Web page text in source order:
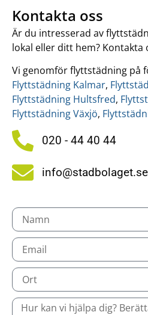
Kontakta oss
Är du intresserad av
lokal eller ditt hem?
Vi genomför flyttstädning på
Flyttstädning Kalmar,
Flyttstädning Hultsfred,
Flyttstädning Växjö,
020 - 44 40 44
info@stadbolaget.se